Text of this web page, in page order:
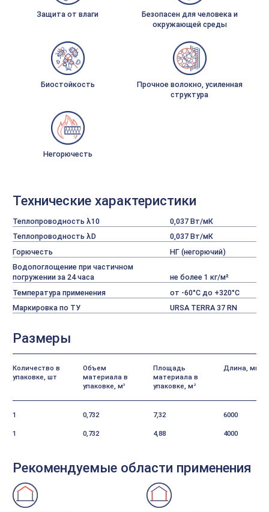
Защита от влаги
Безопасен для человека и
окружающей среды
Биостойкость
Прочное волокно, усиленная
структура
Негорючесть
Технические характеристики
Теплопроводность λ10
0,037 Вт/мК
Теплопроводность λD
0,037 Вт/мК
Горючесть
НГ (негорючий)
Водопоглощение при частичном
погружении за 24 часа
не более 1 кг/м²
Температура применения
от -60°С до +320°С
Маркировка по ТУ
URSA TERRA 37 RN
Размеры
Количество в
упаковке, шт
Объем
материала в
упаковке, м3
Площадь
материала в
упаковке, м 2
Длина, мм
1 0,732 7,32 6000
1 0,732 4,88 4000
Рекомендуемые области применения